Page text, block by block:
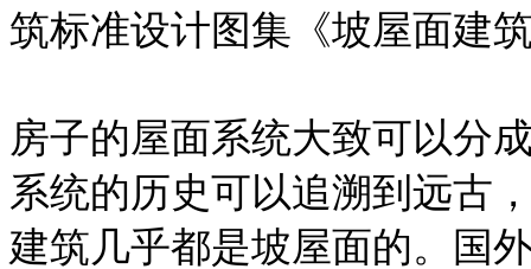
筑标准设计图集《坡屋面建
房子的屋面系统大致可以分
系统的历史可以追溯到远古
建筑几乎都是坡屋面的。国